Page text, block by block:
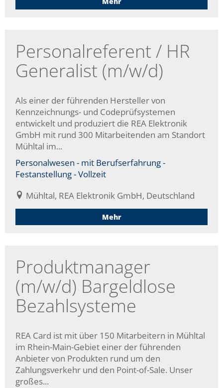
Personalreferent / HR
Generalist (m/w/d)
Als einer der führenden Hersteller von
Kennzeichnungs- und Codeprüfsystemen
entwickelt und produziert die REA Elektronik
GmbH mit rund 300 Mitarbeitenden am Standort
Mühltal im...
Personalwesen - mit Berufserfahrung -
Festanstellung - Vollzeit
Mühltal, REA Elektronik GmbH, Deutschland
Mehr
Produktmanager
(m/w/d) Bargeldlose
Bezahlsysteme
REA Card ist mit über 150 Mitarbeitern in Mühltal
im Rhein-Main-Gebiet einer der führenden
Anbieter von Produkten rund um den
Zahlungsverkehr und den Point-of-Sale. Unser
großes...